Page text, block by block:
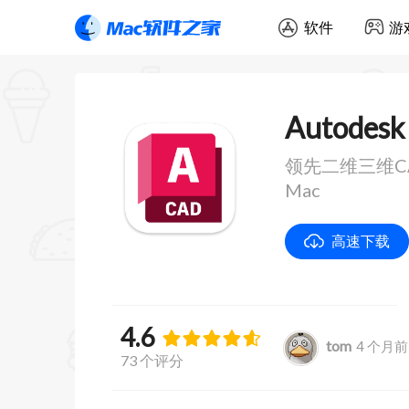
软件 游
领先二维三维
Mac
高速下载
4.6
73 个评分
tom 4 个月前